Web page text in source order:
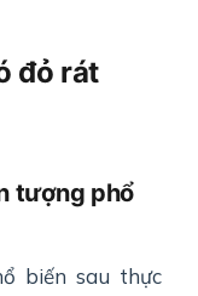
đỏ rát
tượng phổ
biến sau thực